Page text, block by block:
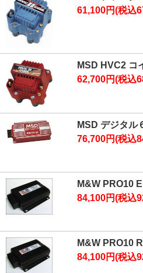
61,100円(税込
MSD HVC2 コ
62,700円(税込
MSD デジタル
76,700円(税込
M&W PRO10 E
84,100円(税込
M&W PRO10 R
84,100円(税込